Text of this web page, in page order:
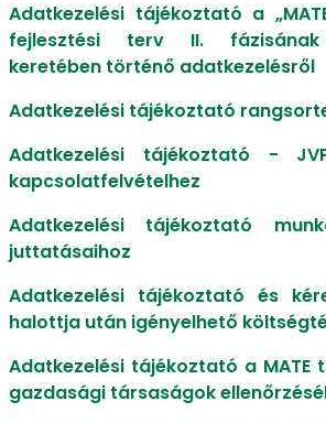
Adatkezelési tájékoztató a
fejlesztési terv II. fázisának
keretében történő adatkezelésről
Adatkezelési tájékoztató
Adatkezelési tájékoztató -
kapcsolatfelvételhez
Adatkezelési tájékoztató
juttatásaihoz
Adatkezelési tájékoztató és
halottja után igényelhető
Adatkezelési tájékoztató a MATE
gazdasági társaságok